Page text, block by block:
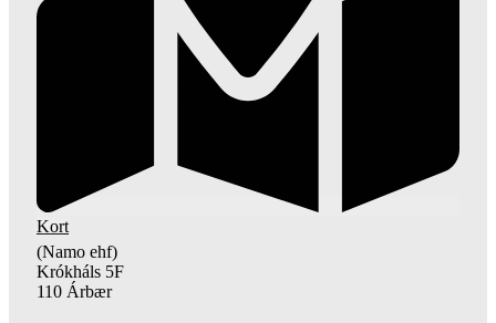
Kort
(Namo ehf)
Krókháls 5F
110 Árbær